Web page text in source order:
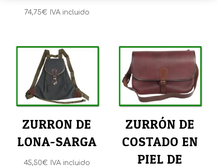
74,75€ IVA incluido
ZURRON DE
LONA-SARGA
45,50€ IVA incluido
ZURRÓN DE
COSTADO EN
PIEL DE